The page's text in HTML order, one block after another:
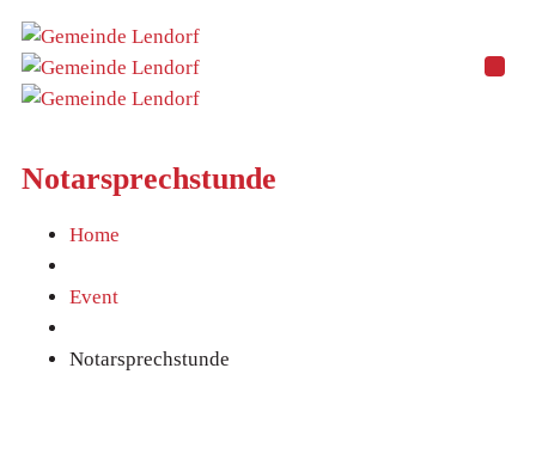
Notarsprechstunde
Home
Event
Notarsprechstunde